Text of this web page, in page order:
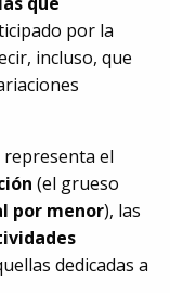
por la
incluso, que
el
(el grueso
por menor), las
dedicadas a